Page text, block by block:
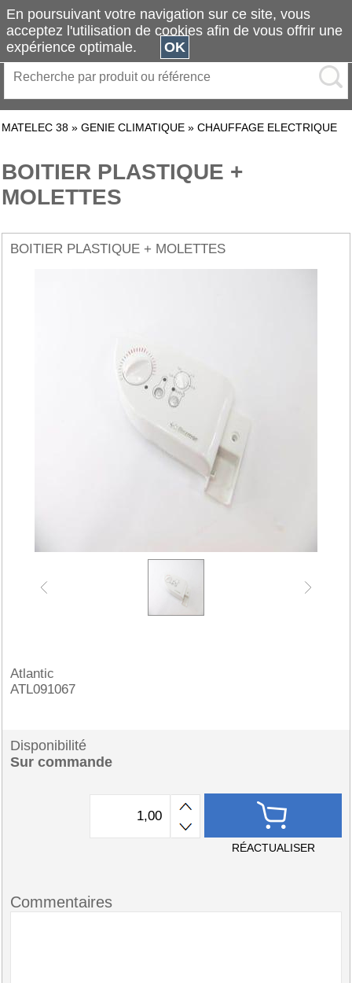
MATELEC 38 » GENIE CLIMATIQUE » CHAUFFAGE ELECTRIQUE
BOITIER PLASTIQUE +
MOLETTES
BOITIER PLASTIQUE + MOLETTES
Atlantic
ATL091067
Disponibilité
Sur commande
RÉACTUALISER
Commentaires
En poursuivant votre navigation sur ce site, vous
acceptez l'utilisation de cookies afin de vous offrir une
expérience optimale.
OK